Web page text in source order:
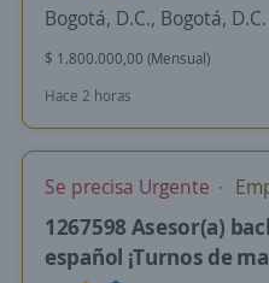
Bogotá, D.C., Bogotá, D.C.
$ 1.800.000,00 (Mensual)
Hace 2 horas
Se precisa Urgente
1267598 Asesor(a)
español ¡Turnos de